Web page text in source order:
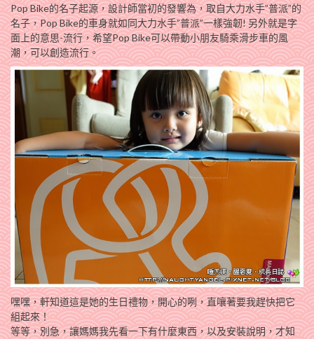
Pop Bike的名子起源，設計師當初的發響為，取自大力水手”普派”的
名子，Pop Bike的車身就如同大力水手”普派”一樣強韌! 另外就是字
面上的意思-流行，希望Pop Bike可以帶動小朋友騎乘滑步車的風
潮，可以創造流行。
嘿嘿，軒知道這是她的生日禮物，開心的咧，直嚷著要我趕快把它
組起來！
等等，別急，讓媽媽我先看一下有什麼東西，以及安裝說明，才知